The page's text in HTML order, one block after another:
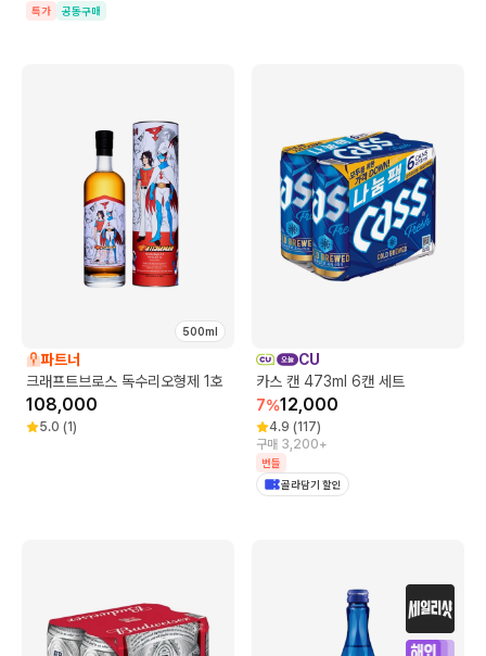
특가 공동구매
500ml
파트너
크래프트브로스 독수리오형제 1호
108,000
5.0 (1)
CU
카스 캔 473ml 6캔 세트
7%12,000
4.9 (117)
구매 3,200+
번들
골라담기 할인